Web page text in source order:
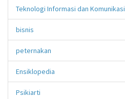
Teknologi Informasi dan Komunikasi
bisnis
peternakan
Ensiklopedia
Psikiarti